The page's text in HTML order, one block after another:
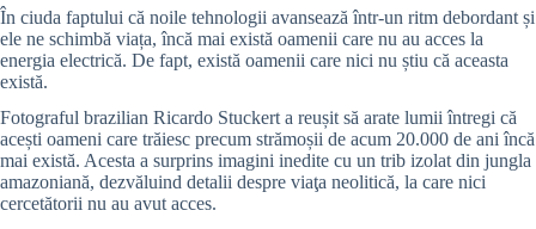
În ciuda faptului că noile tehnologii avansează într-un ritm debordant și
ele ne schimbă viața, încă mai există oamenii care nu au acces la
energia electrică. De fapt, există oamenii care nici nu știu că aceasta
există.
Fotograful brazilian Ricardo Stuckert a reușit să arate lumii întregi că
acești oameni care trăiesc precum strămoșii de acum 20.000 de ani încă
mai există. Acesta a surprins imagini inedite cu un trib izolat din jungla
amazoniană, dezvăluind detalii despre viaţa neolitică, la care nici
cercetătorii nu au avut acces.